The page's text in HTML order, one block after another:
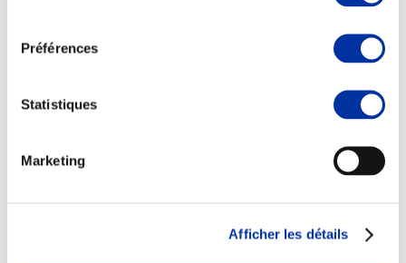
Préférences
Statistiques
Marketing
Afficher les détails